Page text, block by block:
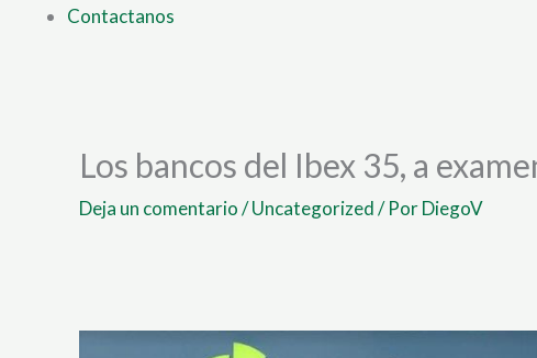
Contactanos
Los bancos del Ibex 35, a
Deja un comentario/Uncategorized/ PorDiegoV